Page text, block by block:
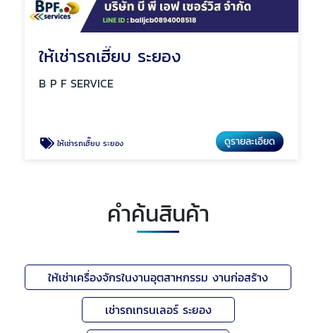
ให้เช่ารถเฮี๊ยบ ระยอง
B P F SERVICE
ให้เช่ารถเฮี๊ยบ ระยอง ดูรายละเอียด
คำค้นสินค้า
ให้เช่าเครื่องจักรในงานอุตสาหกรรม งานก่อสร้าง
เช่ารถเทรนเลอร์ ระยอง